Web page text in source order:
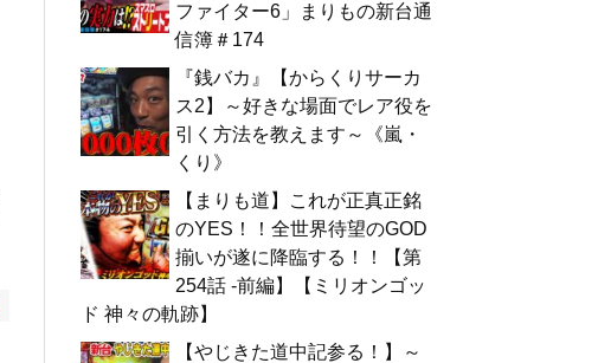
ファイター6」まりもの新台通
信簿＃174
『銭バカ』【からくりサーカ
ス2】～好きな場面でレア役を
引く方法を教えます～《嵐・
くり》
【まりも道】これが正真正銘
のYES！！全世界待望のGOD
揃いが遂に降臨する！！【第
254話 -前編】【ミリオンゴッ
ド 神々の軌跡】
【やじきた道中記参る！】～